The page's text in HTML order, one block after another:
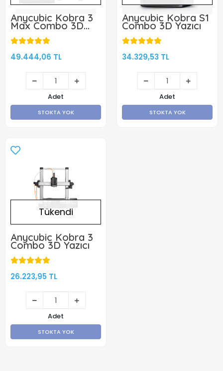
Anycubic Kobra 3
Max Combo 3D
Yazıcı
49.444,06 TL
Adet
STOKTA YOK
Anycubic Kobra S1
Combo 3D Yazıcı
34.329,53 TL
Adet
STOKTA YOK
Tükendi
Anycubic Kobra 3
Combo 3D Yazıcı
26.223,95 TL
Adet
STOKTA YOK